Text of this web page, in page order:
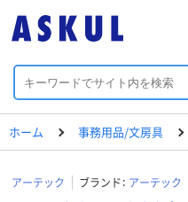
ホーム 事務用品/文房具
アーテック ブランド： アーテック